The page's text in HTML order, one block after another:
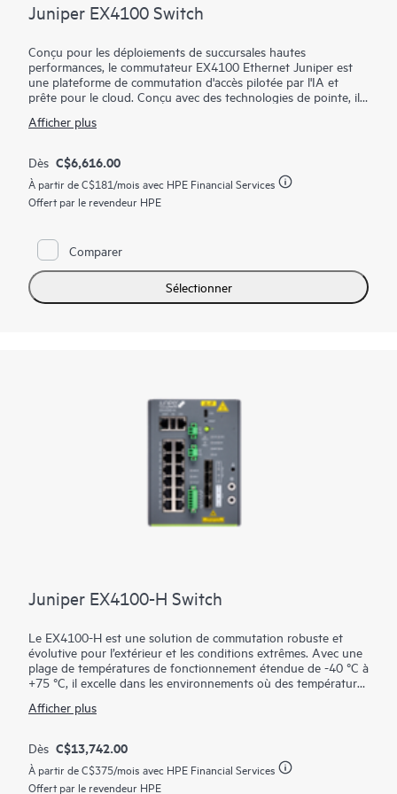
Juniper EX4100 Switch
Conçu pour les déploiements de succursales hautes
performances, le commutateur EX4100 Ethernet Juniper est
une plateforme de commutation d'accès pilotée par l'IA et
prête pour le cloud. Conçu avec des technologies de pointe, il
la microsegmentation à l’aide de politiques basées sur des
(PoE+), Precision Timing Protocol – Transparent Clock et la
télémétrie basée sur les flux.
Dans le cadre de l'infrastructure sous-jacente de Juniper Wired
rationalise le déploiement et la gestion de votre fabric de
campus, tandis que Marvis AI simplifie les opérations et
améliore la visibilité sur les performances des appareils
connectés.
Afficher plus
Dès C$6,616.00
À partir deC$181/mois avec HPE Financial Services
Offert par le revendeur HPE
Comparer
Sélectionner
Juniper EX4100-H Switch
Le EX4100-H est une solution de commutation robuste et
évolutive pour l’extérieur et les conditions extrêmes. Avec une
plage de températures de fonctionnement étendue de -40 °C à
+75 °C, il excelle dans les environnements où des températures
sont courants. Le cloud-native et l’AI-Native EX4100-H
EVPN/VXLAN pour la création de fabrics de campus avancés
et la télémétrie en streaming afin de prendre en charge des
expériences utilisateur optimales du client au cloud. Parmi les
fonctionnalités supplémentaires figurent MACsec AES-256, la
Afficher plus
Dès C$13,742.00
À partir deC$375/mois avec HPE Financial Services
Offert par le revendeur HPE